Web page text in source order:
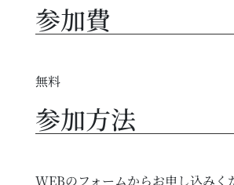
参加費
無料
参加方法
WEBのフォームからお申し込みく